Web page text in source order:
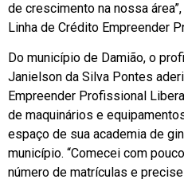
de crescimento na nossa
Linha de Crédito Empreender
Do município de Damião, o
Janielson da Silva Pontes
Empreender Profissional
de maquinários e
espaço de sua academia de
município. “Comecei com
número de matrículas e